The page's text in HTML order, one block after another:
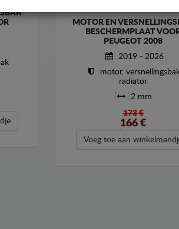
MOTOR EN
BESCHERMPLAAT
PEUGEOT 2008
2019 - 2026
motor,
radiator
2 mm
173 €
166 €
Voeg toe aan